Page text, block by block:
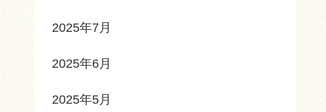
2025年7月
2025年6月
2025年5月